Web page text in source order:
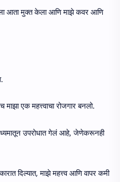
आता मुक्त केला आणि माझे कवर आणि
एक महत्त्वाचा रोजगार बनलो.
उपरोधात गेलं आहे, जेणेकरूनही
दिल्यात, माझे महत्त्व आणि वापर कमी